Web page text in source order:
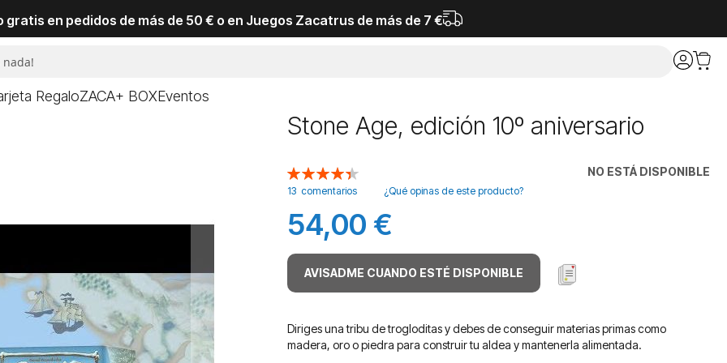
gratis en pedidos de más de 50 € o en Juegos Zacatrus de más de 7 €
RegaloZACA+ BOXEventos
Stone Age, edición 10º aniversario
NO ESTÁ DISPONIBLE
Valoración:
88
% of100
13 comentarios ¿Qué opinas de este producto?
54,00 €
AVISADME CUANDO ESTÉ DISPONIBLE
Diriges una tribu de trogloditas y debes de conseguir materias primas como
madera, oro o piedra para construir tu aldea y mantenerla alimentada.